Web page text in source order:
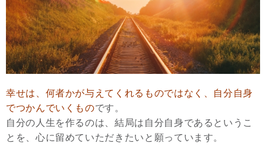
幸せは、何者かが与えてくれるものではなく、自分自身
でつかんでいくものです。
自分の人生を作るのは、結局は自分自身であるというこ
とを、心に留めていただきたいと願っています。